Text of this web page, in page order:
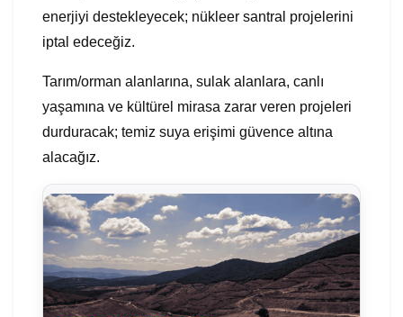
enerjiyi destekleyecek; nükleer santral projelerini
iptal edeceğiz.
Tarım/orman alanlarına, sulak alanlara, canlı
yaşamına ve kültürel mirasa zarar veren projeleri
durduracak; temiz suya erişimi güvence altına
alacağız.